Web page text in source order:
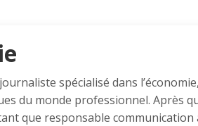
spécialisé dans
du monde professionnel. Après
que responsable communication